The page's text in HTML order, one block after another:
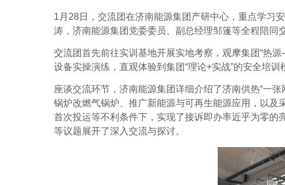
1 月 28日，交流团在济南能源集团产研中心，重点学习
涛，济南能源集团党委委员、副总经理邹篷等全程陪同
交流团首先前往实训基地开展实地考察， 观摩集团“热源
设备实操演练，直观体验到集团“理论+实战”的安全培训
座谈交流环节，济南能源集团详细介绍了济南供热“一
锅炉改燃气锅炉、推广新能源与可再生能源应用，以及
首次投运等不利条件下，实现了接诉即办率近乎为零
等议题展开了深入交流与探讨。